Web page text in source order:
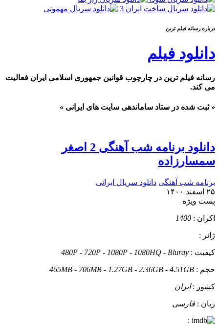
درباره رسانه فيلم ترين
دانلود فیلم
رسانه فیلم ترین در چارچوب قوانین جمهوری اسلامی ایران فعالیت
می کند.
« ثبت شده در ستاد ساماندهی سایت های ایرانی »
دانلود برنامه شب آهنگی 2 اصغر
سمسارزاده
برنامه شب آهنگی دانلود سریال ایرانی
۲۵ اسفند ۱۴۰۰
پست ويژه
اکران : 1400
ژانر :
کيفيت : 480P - 720P - 1080P - 1080HQ - Bluray
حجم : 465MB - 706MB - 1.27GB - 2.36GB - 4.51GB
کشور :ایران
زبان : فارسی
: